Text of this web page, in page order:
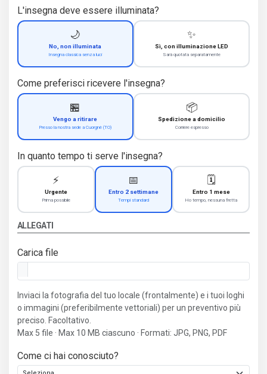
L'insegna deve essere illuminata?
🌙
No, non illuminata
Insegna classica senza luci
✨
Sì, con illuminazione LED
Sarà quotata separatamente
Come preferisci ricevere l'insegna?
🏪
Vengo a ritirare
Presso la nostra sede a Cuorgnè (TO)
📦
Spedizione a domicilio
Corriere espresso
In quanto tempo ti serve l'insegna?
⚡
Urgente
Prima possibile
📅
Entro 2 settimane
Tempi standard
🗓️
Entro 1 mese
Ho tempo, nessuna fretta
ALLEGATI
Carica file
Inviaci la fotografia del tuo locale (frontalmente) e i tuoi loghi
o immagini (preferibilmente vettoriali) per un preventivo più
preciso. Facoltativo.
Max 5 file · Max 10 MB ciascuno · Formati: JPG, PNG, PDF
Come ci hai conosciuto?